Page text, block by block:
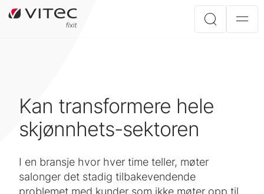
Kan transformere hele
skjønnhets-sektoren
I en bransje hvor hver time teller, møter
salonger det stadig tilbakevendende
problemet med kunder som ikke møter opp til